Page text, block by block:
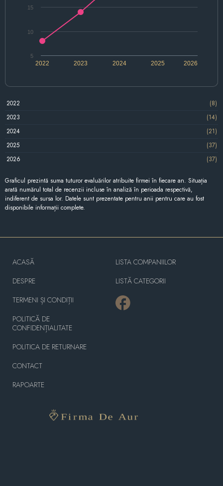
2022 2024 2026
2023 2025
5
10
15
2022
(8)
2023
(14)
2024
(21)
2025
(37)
2026
(37)
Graficul prezintă suma tuturor evaluărilor atribuite firmei în fiecare an. Situația
arată numărul total de recenzii incluse în analiză în perioada respectivă,
indiferent de sursa lor. Datele sunt prezentate pentru anii pentru care au fost
disponibile informații complete.
ACASĂ
DESPRE
TERMENI ȘI CONDIȚII
POLITICĂ DE
CONFIDENȚIALITATE
POLITICA DE RETURNARE
CONTACT
RAPOARTE
LISTA COMPANIILOR
LISTĂ CATEGORII